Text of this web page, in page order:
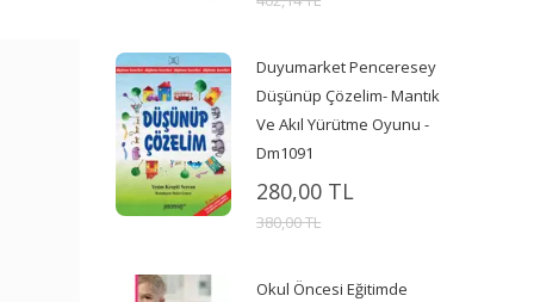
Duyumarket Penceresey
Düşünüp Çözelim- Mantık
Ve Akıl Yürütme Oyunu -
Dm1091
280,00 TL
380,00 TL
Okul Öncesi Eğitimde